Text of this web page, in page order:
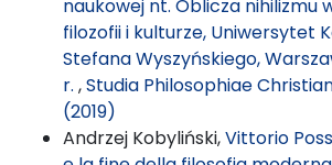
naukowej nt. Oblicza nihilizmu
filozofii i kulturze, Uniwersytet
Stefana Wyszyńskiego,
r. ,Studia Philosophiae
(2019)
Andrzej Kobyliński,Vittorio